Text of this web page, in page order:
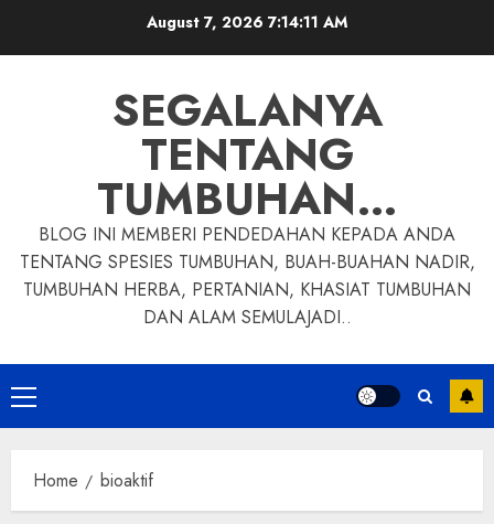
August 7, 2026 7:14:12 AM
SEGALANYA
TENTANG
TUMBUHAN…
BLOG INI MEMBERI PENDEDAHAN KEPADA ANDA
TENTANG SPESIES TUMBUHAN, BUAH-BUAHAN NADIR,
TUMBUHAN HERBA, PERTANIAN, KHASIAT TUMBUHAN
DAN ALAM SEMULAJADI..
Primary
Menu
Home bioaktif